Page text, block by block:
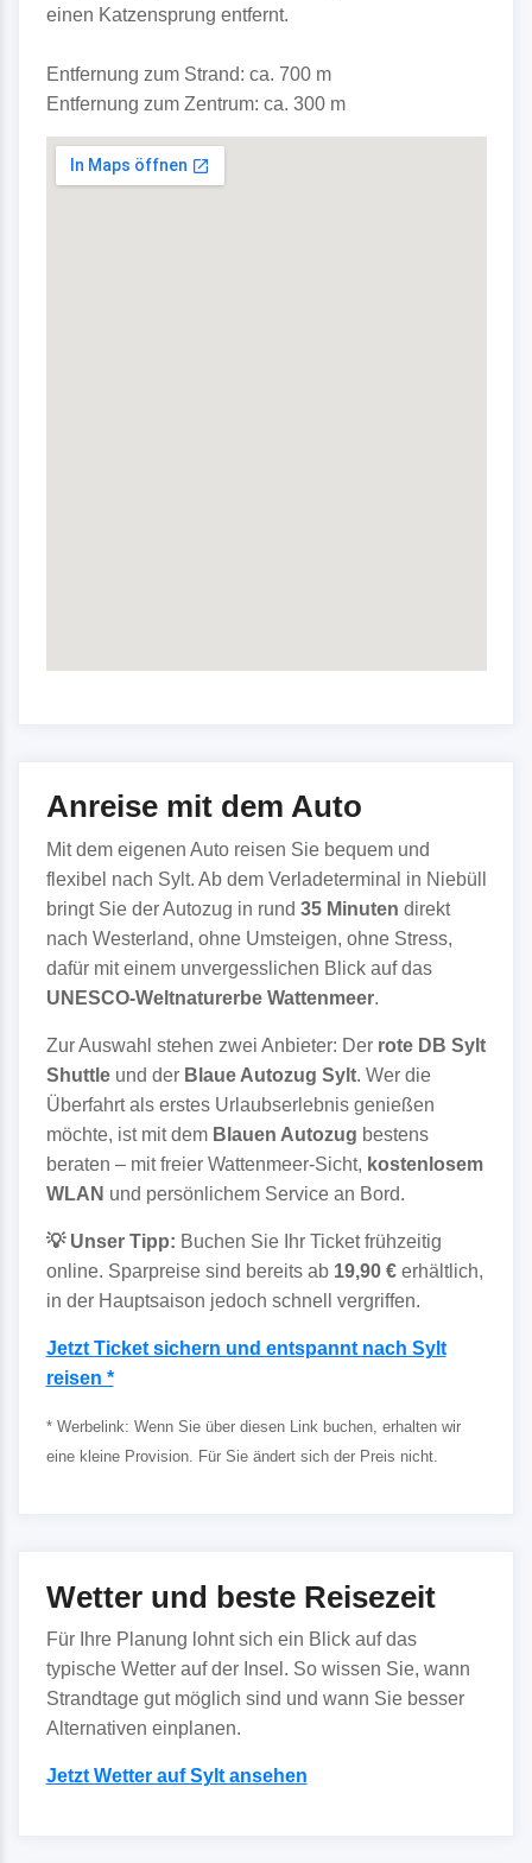
einen Katzensprung entfernt.
Entfernung zum Strand: ca. 700 m
Entfernung zum Zentrum: ca. 300 m
Anreise mit dem Auto
Mit dem eigenen Auto reisen Sie bequem und
flexibel nach Sylt. Ab dem Verladeterminal in Niebüll
bringt Sie der Autozug in rund 35 Minuten direkt
nach Westerland, ohne Umsteigen, ohne Stress,
dafür mit einem unvergesslichen Blick auf das
UNESCO-Weltnaturerbe Wattenmeer.
Zur Auswahl stehen zwei Anbieter: Der rote DB Sylt
Shuttleund der Blaue Autozug Sylt. Wer die
Überfahrt als erstes Urlaubserlebnis genießen
möchte, ist mit dem Blauen Autozug bestens
beraten – mit freier Wattenmeer-Sicht, kostenlosem
WLAN und persönlichem Service an Bord.
💡 Unser Tipp: Buchen Sie Ihr Ticket frühzeitig
online. Sparpreise sind bereits ab 19,90 €erhältlich,
in der Hauptsaison jedoch schnell vergriffen.
Jetzt Ticket sichern und entspannt nach Sylt
reisen *
* Werbelink: Wenn Sie über diesen Link buchen, erhalten wir
eine kleine Provision. Für Sie ändert sich der Preis nicht.
Wetter und beste Reisezeit
Für Ihre Planung lohnt sich ein Blick auf das
typische Wetter auf der Insel. So wissen Sie, wann
Strandtage gut möglich sind und wann Sie besser
Alternativen einplanen.
Jetzt Wetter auf Sylt ansehen